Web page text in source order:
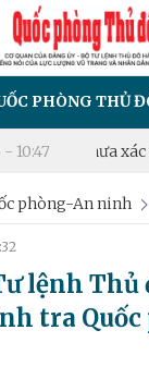
THỦ ĐÔ - CƠ
10:47
sĩ chưa xác định
phòng-An ninh
lệnh Thủ
tra Quốc